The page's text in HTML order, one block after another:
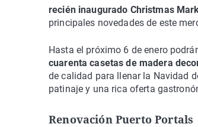
recién inaugurado Christmas
principales novedades de este
Hasta el próximo 6 de enero
cuarenta casetas de madera
de calidad para llenar la Navidad
patinaje y una rica oferta
Renovación Puerto Portals